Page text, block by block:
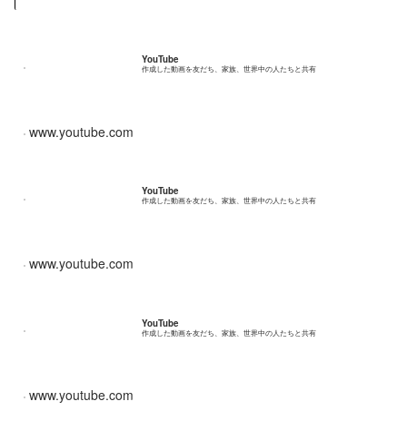
YouTube
作成した動画を友だち、家族、世界中の人たちと共有
www.youtube.com
YouTube
作成した動画を友だち、家族、世界中の人たちと共有
www.youtube.com
YouTube
作成した動画を友だち、家族、世界中の人たちと共有
www.youtube.com